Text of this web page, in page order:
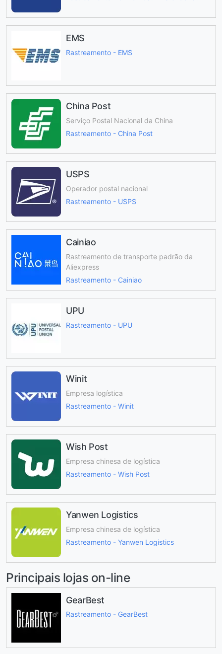
EMS
Rastreamento - EMS
China Post
Serviço Postal Nacional da China
Rastreamento - China Post
USPS
Operador postal nacional
Rastreamento - USPS
Cainiao
Rastreamento de transporte padrão da
Aliexpress
Rastreamento - Cainiao
UPU
Rastreamento - UPU
Winit
Empresa logística
Rastreamento - Winit
Wish Post
Empresa chinesa de logística
Rastreamento - Wish Post
Yanwen Logistics
Empresa chinesa de logística
Rastreamento - Yanwen Logistics
Principais lojas on-line
GearBest
Rastreamento - GearBest